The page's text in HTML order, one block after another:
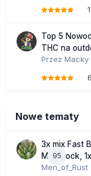
Top 5
THC na
Przez Macky
Nowe tematy
95
3x mix Fast
Moonrock,
Men_of_Rust